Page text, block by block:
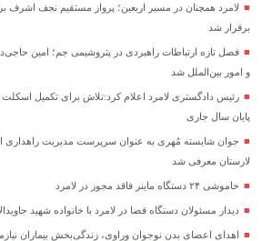
لامرد همچنان در مسیر اربعین؛ پرواز مستقیم نجف
برقرار شد
فصل تازه ارتباطات راهبردی در پتروشیمی جم؛ امین
و امور بین‌الملل شد
رئیس دادگستری لامرد اعلام کرد:تلاش برای تکمیل اسکلت
پایان سال جاری
جوان شایسته مُهری به عنوان سرپرست مدیریت راهداری
لارستان معرفی شد
خاموشی ۲۴ دستگاه ماینر فاقد مجوز در لامرد
دیدار مسئولان دستگاه قضا در لامرد با خانواده شهید
اهدای اعضای بدن نوجوان وراوی، زندگی‌بخش بیماران